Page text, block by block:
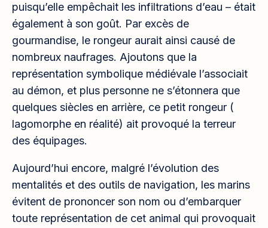
puisqu’elle empêchait les infiltrations d’eau – était
également à son goût. Par excès de
gourmandise, le rongeur aurait ainsi causé de
nombreux naufrages. Ajoutons que la
représentation symbolique médiévale l’associait
au démon, et plus personne ne s’étonnera que
quelques siècles en arrière, ce petit rongeur (
lagomorphe en réalité) ait provoqué la terreur
des équipages.
Aujourd’hui encore, malgré l’évolution des
mentalités et des outils de navigation, les marins
évitent de prononcer son nom ou d’embarquer
toute représentation de cet animal qui provoquait